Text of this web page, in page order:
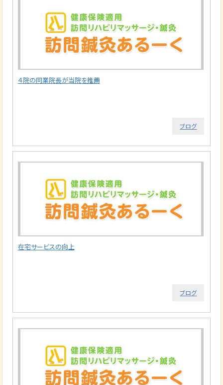
４院の同業院長が当院を推薦
ブログ
在宅サービスの向上
ブログ